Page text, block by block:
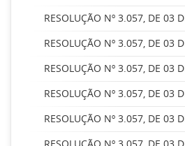
RESOLUÇÃO Nº 3.057, DE 03
RESOLUÇÃO Nº 3.057, DE 03
RESOLUÇÃO Nº 3.057, DE 03
RESOLUÇÃO Nº 3.057, DE 03
RESOLUÇÃO Nº 3.057, DE 03